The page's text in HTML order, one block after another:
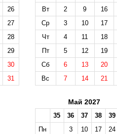
26
27
28
29
30
31
Вт
2 9
16
Ср
3 10
17
Чт
4 11
18
Пт
5 12
19
Сб
6 13
20
Вс
7 14 21
Май 2027
35 36 37 38
39
Пн
3 10 17
24